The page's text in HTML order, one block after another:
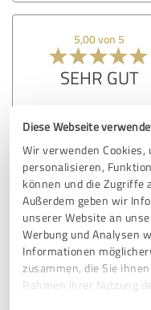
Diese Webseite
Wir verwenden Cookies,
personalisieren,
können und die Zugriffe
Außerdem geben wir
unserer Website an
Werbung und Analysen
Informationen
zusammen, die Sie
Rahmen Ihrer Nutzung
5,00 von 5
SEHR GUT
Herr Kappeler hat uns
eine Führung durchs
Auf Nachfragen und
Gerne wieder!
Erfahrungsbericht &
Feedback nach
08.09.2022 Anonym